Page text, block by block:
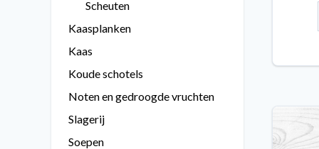
Scheuten
Kaasplanken
Kaas
Koude schotels
Noten en gedroogde vruchten
Slagerij
Soepen